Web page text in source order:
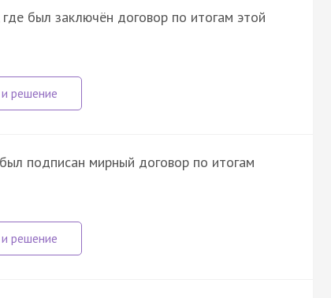
был заключён договор по итогам этой
подписан мирный договор по итогам